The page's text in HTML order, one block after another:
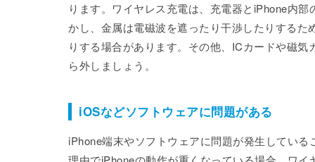
ります。ワイヤレス充電は、充電器とiPhone内
かし、金属は電磁波を遮ったり干渉したりする
りする場合があります。その他、ICカードや磁
ら外しましょう。
iOSなどソフトウェアに問題がある
iPhone端末やソフトウェアに問題が発生してい